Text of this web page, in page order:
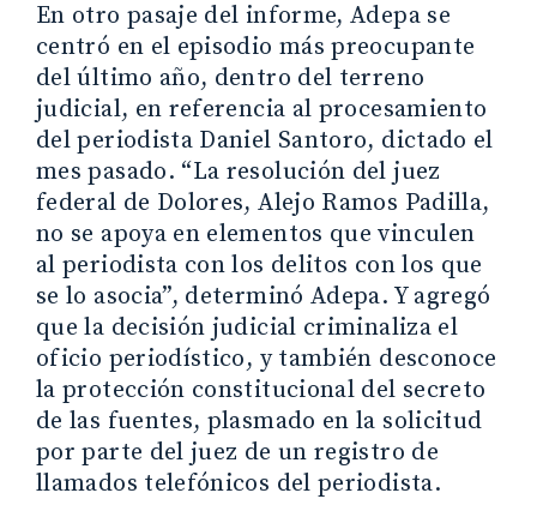
En otro pasaje del informe, Adepa se
centró en el episodio más preocupante
del último año, dentro del terreno
judicial, en referencia al procesamiento
del periodista Daniel Santoro, dictado el
mes pasado. “La resolución del juez
federal de Dolores, Alejo Ramos Padilla,
no se apoya en elementos que vinculen
al periodista con los delitos con los que
se lo asocia”, determinó Adepa. Y agregó
que la decisión judicial criminaliza el
oficio periodístico, y también desconoce
la protección constitucional del secreto
de las fuentes, plasmado en la solicitud
por parte del juez de un registro de
llamados telefónicos del periodista.